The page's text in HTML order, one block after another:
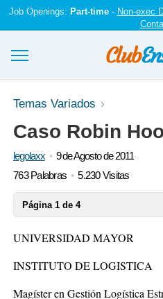
Job Openings: Part-time- Non-exec
Ensayos y trabajos
Registrarse
Iniciar sesión
Temas Variados
Caso Robin
legolaxx
9 de Agosto de 2011
763 Palabras
5.230 Visitas
Página 1 de 4
UNIVERSIDAD MAYOR
INSTITUTO DE LOGISTICA
Magíster en Gestión Logística